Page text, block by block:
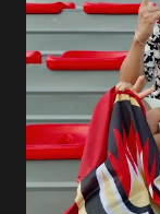
entra no quarto
encontro deles,
Paula sobre a
Rogerio
desaparecimento
ter sido vítima
que a clínica